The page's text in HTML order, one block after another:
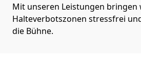
Mit unseren Leistungen bringen
Halteverbotszonen stressfrei
die Bühne.